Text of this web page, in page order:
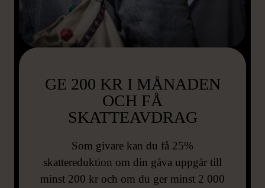
GE 200 KR I MÅNADEN
OCH FÅ
SKATTEAVDRAG
Som givare kan du få 25%
skattereduktion om din gåva uppgår till
minst 200 kr och om du ger minst 2 000